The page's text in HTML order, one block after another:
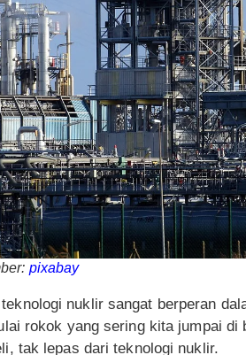
pixabay
nuklir sangat berperan
rokok yang sering kita jumpai
tak lepas dari teknologi nuklir.